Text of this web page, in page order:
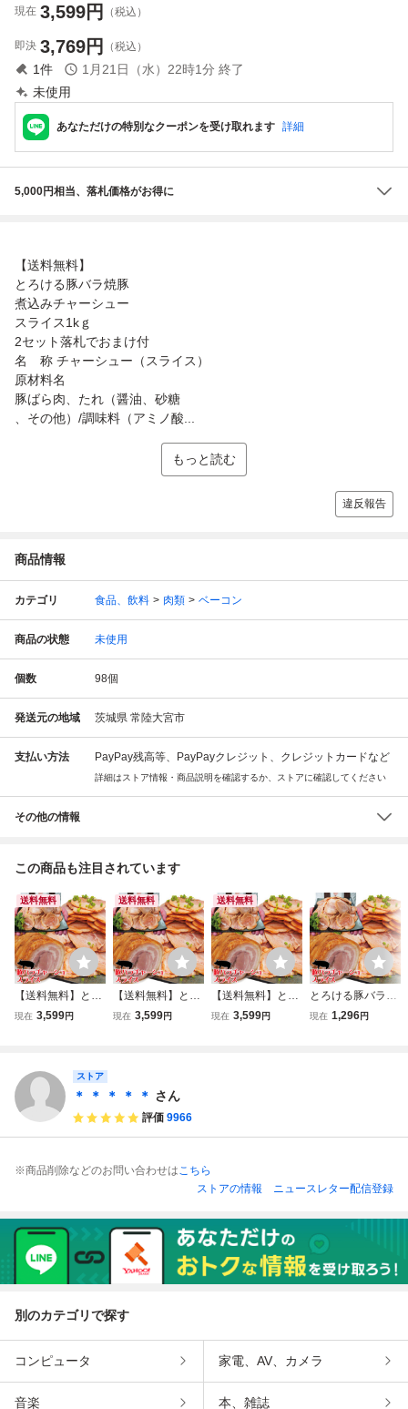
現在 3,599円 （税込）
即決 3,769円 （税込）
1件 1月21日（水）22時1分 終了
未使用
あなただけの特別なクーポンを受け取れます 詳細
5,000円相当、落札価格がお得に
【送料無料】
とろける豚バラ焼豚
煮込みチャーシュー
スライス1kｇ
2セット落札でおまけ付
名 称 チャーシュー（スライス）
原材料名
豚ばら肉、たれ（醤油、砂糖
、その他）/調味料（アミノ酸...
もっと読む
違反報告
商品情報
カテゴリ 食品、飲料 肉類 ベーコン
商品の状態 未使用
個数 98個
発送元の地域 茨城県 常陸大宮市
支払い方法 PayPay残高等、PayPayクレジット、クレジットカードなど
詳細はストア情報・商品説明を確認するか、ストアに確認してください
その他の情報
この商品も注目されています
送料無料
【送料無料】とろ
ける豚バラ焼豚煮
け付き【ばら】
【ラーメン】
現在 3,599円
送料無料
【送料無料】とろ
ける豚バラ焼豚煮
【ラーメン】
現在 3,599円
送料無料
【送料無料】とろ
ける豚バラ焼豚煮
現在 3,599円
とろける豚バラ焼
豚煮込みチャーシ
現在 1,296円
ストア
＊ ＊ ＊ ＊ ＊ さん
評価 9966
※商品削除などのお問い合わせはこちら
ストアの情報
ニュースレター配信登録
別のカテゴリで探す
コンピュータ 家電、AV、カメラ
音楽 本、雑誌